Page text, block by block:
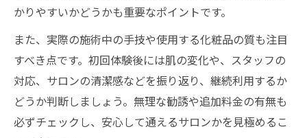
かりやすいかどうかも重要なポイントです。
また、実際の施術中の手技や使用する化粧品の質も注目
すべき点です。初回体験後には肌の変化や、スタッフの
対応、サロンの清潔感などを振り返り、継続利用するか
どうか判断しましょう。無理な勧誘や追加料金の有無も
必ずチェックし、安心して通えるサロンかを見極めるこ